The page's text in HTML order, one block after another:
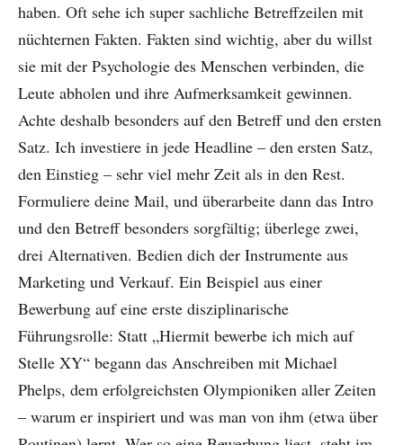
haben. Oft sehe ich super sachliche Betreffzeilen mit
nüchternen Fakten. Fakten sind wichtig, aber du willst
sie mit der Psychologie des Menschen verbinden, die
Leute abholen und ihre Aufmerksamkeit gewinnen.
Achte deshalb besonders auf den Betreff und den ersten
Satz. Ich investiere in jede Headline – den ersten Satz,
den Einstieg – sehr viel mehr Zeit als in den Rest.
Formuliere deine Mail, und überarbeite dann das Intro
und den Betreff besonders sorgfältig; überlege zwei,
drei Alternativen. Bedien dich der Instrumente aus
Marketing und Verkauf. Ein Beispiel aus einer
Bewerbung auf eine erste disziplinarische
Führungsrolle: Statt „Hiermit bewerbe ich mich auf
Stelle XY“ begann das Anschreiben mit Michael
Phelps, dem erfolgreichsten Olympioniken aller Zeiten
– warum er inspiriert und was man von ihm (etwa über